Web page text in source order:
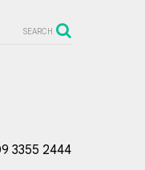
SEARCH
3355 2444